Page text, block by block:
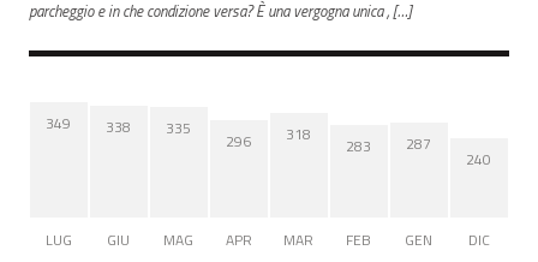
parcheggio e in che condizione versa? È una vergogna unica , […]
349
LUG
338
GIU
335
MAG
296
APR
318
MAR
283
FEB
287
GEN
240
DIC